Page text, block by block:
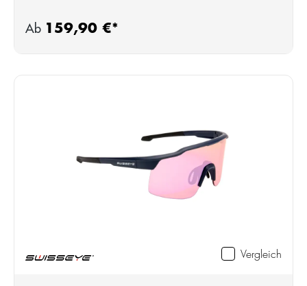
Regulärer Preis:
Ab 159,90 €*
Vergleich